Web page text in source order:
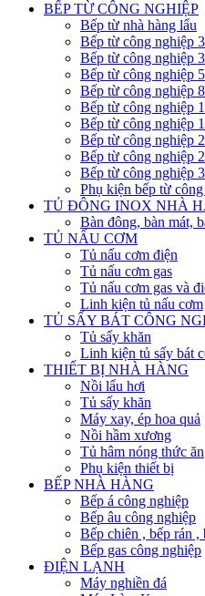
BẾP TỪ CÔNG NGHIỆP
Bếp từ nhà hàng lẩu
Bếp từ công nghiệp
Bếp từ công nghiệp
Bếp từ công nghiệp
Bếp từ công nghiệp
Bếp từ công nghiệp
Bếp từ công nghiệp
Bếp từ công nghiệp
Bếp từ công nghiệp
Bếp từ công nghiệp
Phụ kiện bếp từ
TỦ ĐÔNG INOX NHÀ
Bàn đông, bàn mát,
TỦ NẤU CƠM
Tủ nấu cơm điện
Tủ nấu cơm gas
Tủ nấu cơm gas và
Linh kiện tủ nấu cơm
TỦ SẤY BÁT CÔNG
Tủ sấy khăn
Linh kiện tủ sấy bát
THIẾT BỊ NHÀ HÀNG
Nồi lẩu hơi
Tủ sấy khăn
Máy xay, ép hoa quả
Nồi hầm xương
Tủ hâm nóng thức ăn
Phụ kiện thiết bị
BẾP NHÀ HÀNG
Bếp á công nghiệp
Bếp âu công nghiệp
Bếp chiên , bếp rán ,
Bếp gas công nghiệp
ĐIỆN LẠNH
Máy nghiền đá